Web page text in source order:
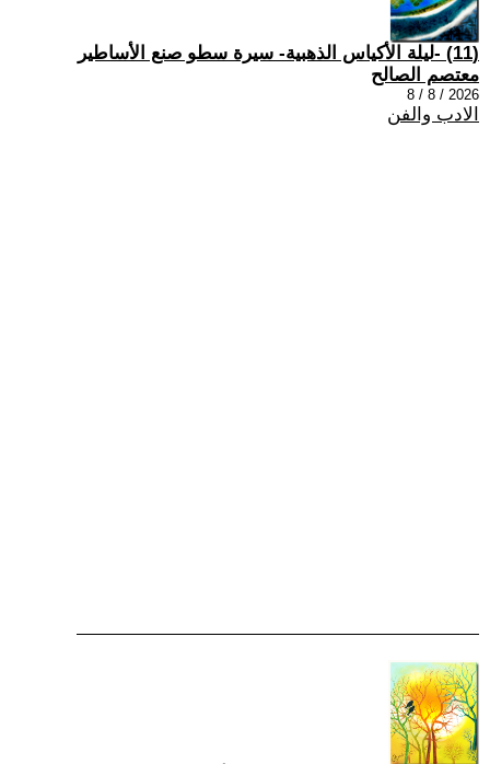
(11) -ليلة الأكياس الذهبية- سيرة سطو صنع الأساطير
معتصم الصالح
2026 / 8 / 8
الادب والفن